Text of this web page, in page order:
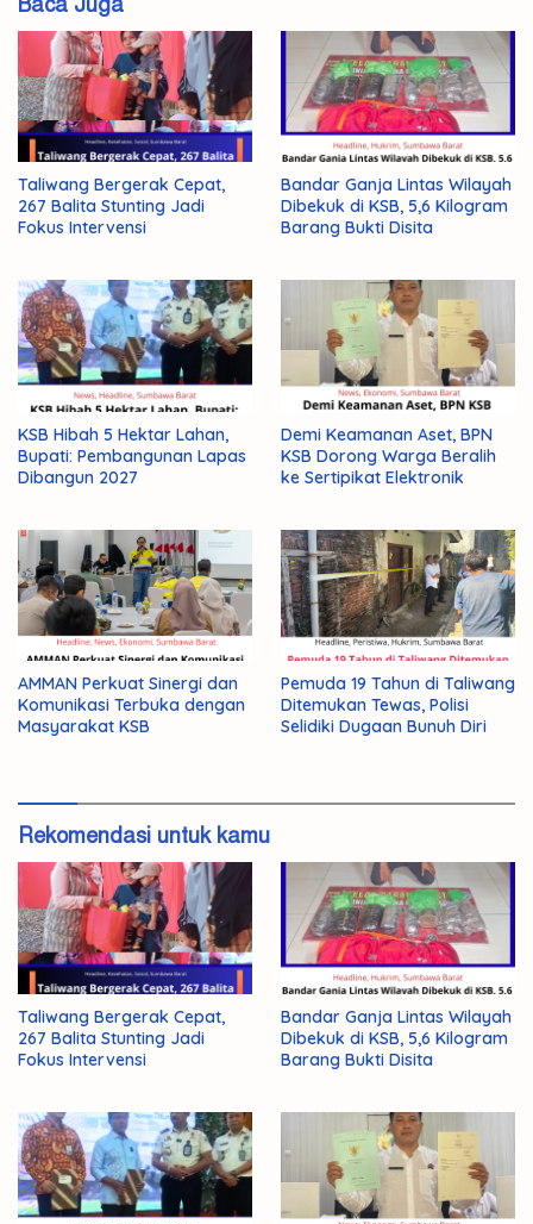
Puting
Rumah
Rusak
Sejumlah
Taliwang
Warga
Taliwang Bergerak Cepat,
267 Balita Stunting Jadi
Fokus Intervensi
Bandar Ganja Lintas Wilayah
Dibekuk di KSB, 5,6 Kilogram
Barang Bukti Disita
KSB Hibah 5 Hektar Lahan,
Bupati: Pembangunan Lapas
Dibangun 2027
Demi Keamanan Aset, BPN
KSB Dorong Warga Beralih
ke Sertipikat Elektronik
AMMAN Perkuat Sinergi dan
Komunikasi Terbuka dengan
Masyarakat KSB
Pemuda 19 Tahun di Taliwang
Ditemukan Tewas, Polisi
Selidiki Dugaan Bunuh Diri
Rekomendasi untuk kamu
Taliwang Bergerak Cepat,
267 Balita Stunting Jadi
Fokus Intervensi
Bandar Ganja Lintas Wilayah
Dibekuk di KSB, 5,6 Kilogram
Barang Bukti Disita